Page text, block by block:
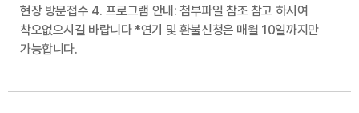
현장 방문접수 4. 프로그램 안내: 첨부파일 참조 참고 하시여
착오없으시길 바랍니다 *연기 및 환불신청은 매월 10일까지만
가능합니다.